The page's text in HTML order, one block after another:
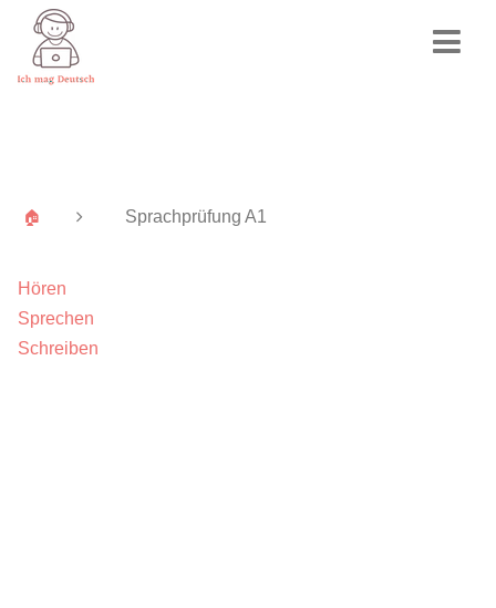
🏠 Sprachprüfung A1
Hören
Sprechen
Schreiben